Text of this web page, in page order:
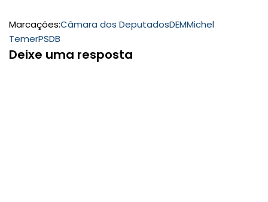
Marcações:Câmara dos DeputadosDEMMichel
TemerPSDB
Deixe uma resposta